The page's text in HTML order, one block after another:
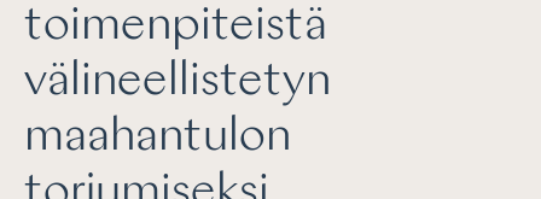
toimenpiteistä
välineellistetyn
maahantulon